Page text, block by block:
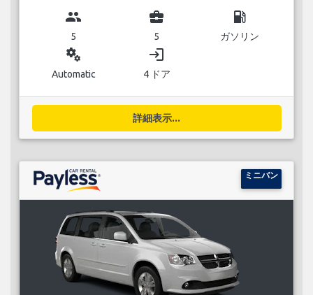
group
5
business_center
5
local_gas_station
ガソリン
miscellaneous_services
Automatic
login
4 ドア
詳細表示...
ミニバン